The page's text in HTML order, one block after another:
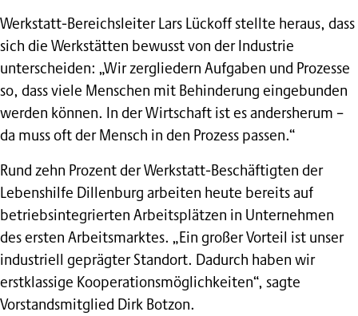
Werkstatt-Bereichsleiter Lars Lückoff stellte heraus, dass
sich die Werkstätten bewusst von der Industrie
unterscheiden: „Wir zergliedern Aufgaben und Prozesse
so, dass viele Menschen mit Behinderung eingebunden
werden können. In der Wirtschaft ist es andersherum –
da muss oft der Mensch in den Prozess passen.“
Rund zehn Prozent der Werkstatt-Beschäftigten der
Lebenshilfe Dillenburg arbeiten heute bereits auf
betriebsintegrierten Arbeitsplätzen in Unternehmen
des ersten Arbeitsmarktes. „Ein großer Vorteil ist unser
industriell geprägter Standort. Dadurch haben wir
erstklassige Kooperationsmöglichkeiten“, sagte
Vorstandsmitglied Dirk Botzon.